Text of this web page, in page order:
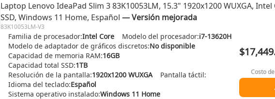
Laptop Lenovo IdeaPad Slim 3 83K10053LM, 15.3" 1920x1200 WUXGA, Intel
SSD, Windows 11 Home, Español ― Versión mejorada
83K10053LM-V3
Familia de procesador:Intel Core Modelo del procesador:i7-13620H
Modelo de adaptador de gráficos discretos:No disponible
Capacidad de memoria RAM:16GB
Capacidad total SSD:1TB
Resolución de la pantalla:1920x1200 WUXGA
Pantalla táctil:
Idioma del teclado:Español
Sistema operativo instalado:Windows 11 Home
Costo